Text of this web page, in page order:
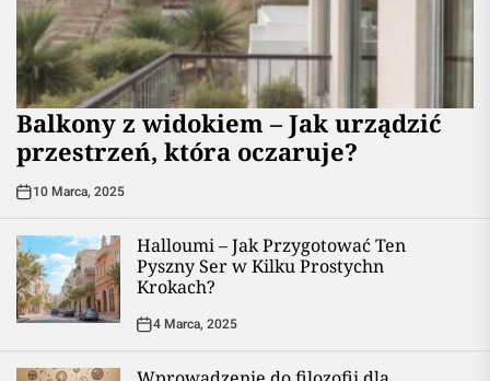
Balkony z widokiem – Jak urządzić
przestrzeń, która oczaruje?
10 Marca, 2025
Halloumi – Jak Przygotować Ten
Pyszny Ser w Kilku Prostychn
Krokach?
4 Marca, 2025